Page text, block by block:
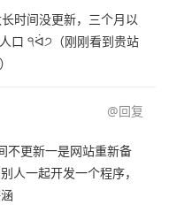
时间没更新，三个月以
口 ੧ᐛ੭（刚刚看到贵站
@回复
不更新一是网站重新备
人一起开发一个程序，